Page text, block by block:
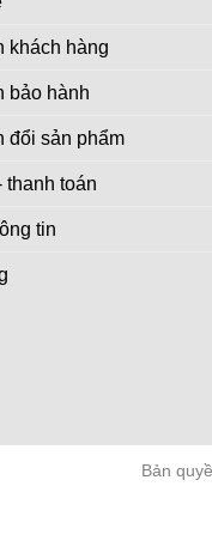
khách hàng
bảo hành
đổi sản phẩm
thanh toán
tin
Bản